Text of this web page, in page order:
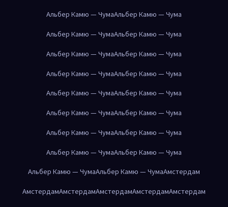
Альбер Камю — ЧумаАльбер Камю — Чума
Альбер Камю — ЧумаАльбер Камю — Чума
Альбер Камю — ЧумаАльбер Камю — Чума
Альбер Камю — ЧумаАльбер Камю — Чума
Альбер Камю — ЧумаАльбер Камю — Чума
Альбер Камю — ЧумаАльбер Камю — Чума
Альбер Камю — ЧумаАльбер Камю — Чума
Альбер Камю — ЧумаАльбер Камю — Чума
Альбер Камю — ЧумаАльбер Камю — ЧумаАмстердам
АмстердамАмстердамАмстердамАмстердамАмстердам